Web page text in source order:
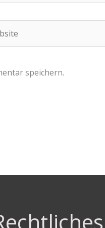
speichern.